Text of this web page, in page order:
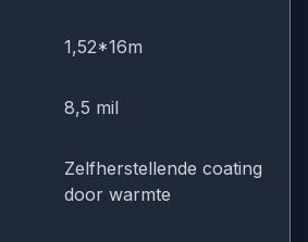
1,52*16m
8,5 mil
Zelfherstellende coating
door warmte